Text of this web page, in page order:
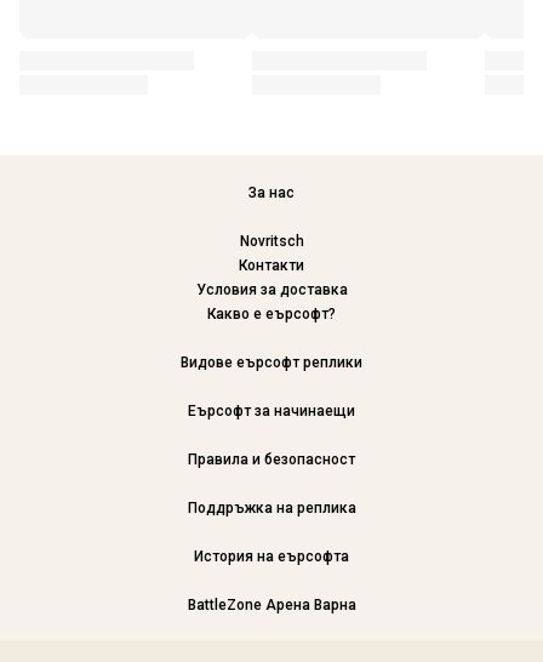
За нас
Novritsch
Контакти
Условия за доставка
Какво е еърсофт?
Видове еърсофт реплики
Еърсофт за начинаещи
Правила и безопасност
Поддръжка на реплика
История на еърсофта
BattleZone Арена Варна